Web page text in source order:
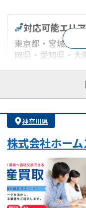
対応可能エリア
東京都・宮城県・
岡県・愛知県・大
決済までが早い
業者案件歓迎
神奈川県
株式会社ホー